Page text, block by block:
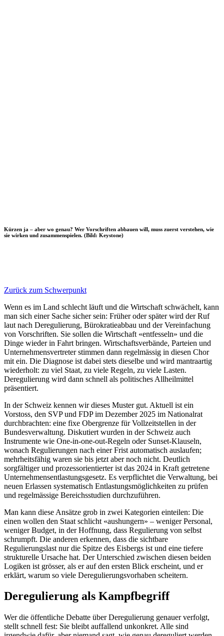
Kürzen ja – aber wo genau? Wer Vorschriften abbauen will, muss zuerst verstehen, wie
sie wirken und zusammenspielen. (Bild: Keystone)
Zurück zum Schwerpunkt
Wenn es im Land schlecht läuft und die Wirtschaft schwächelt, kann
man sich einer Sache sicher sein: Früher oder später wird der Ruf
laut nach Deregulierung, Bürokratieabbau und der Vereinfachung
von Vorschriften. Sie sollen die Wirtschaft «entfesseln» und die
Dinge wieder in Fahrt bringen. Wirtschaftsverbände, Parteien und
Unternehmensvertreter stimmen dann regelmässig in diesen Chor
mit ein. Die Diagnose ist dabei stets dieselbe und wird mantraartig
wiederholt: zu viel Staat, zu viele Regeln, zu viele Lasten.
Deregulierung wird dann schnell als politisches Allheilmittel
präsentiert.
In der Schweiz kennen wir dieses Muster gut. Aktuell ist ein
Vorstoss, den SVP und FDP im Dezember 2025 im Nationalrat
durchbrachten: eine fixe Obergrenze für Vollzeitstellen in der
Bundesverwaltung. Diskutiert wurden in der Schweiz auch
Instrumente wie One-in-one-out-Regeln oder Sunset-Klauseln,
wonach Regulierungen nach einer Frist automatisch auslaufen;
mehrheitsfähig waren sie bis jetzt aber noch nicht. Deutlich
sorgfältiger und prozessorientierter ist das 2024 in Kraft getretene
Unternehmensentlastungsgesetz. Es verpflichtet die Verwaltung, bei
neuen Erlassen systematisch Entlastungsmöglichkeiten zu prüfen
und regelmässige Bereichsstudien durchzuführen.
Man kann diese Ansätze grob in zwei Kategorien einteilen: Die
einen wollen den Staat schlicht «aushungern» – weniger Personal,
weniger Budget, in der Hoffnung, dass Regulierung von selbst
schrumpft. Die anderen erkennen, dass die sichtbare
Regulierungslast nur die Spitze des Eisbergs ist und eine tiefere
strukturelle Ursache hat. Der Unterschied zwischen diesen beiden
Logiken ist grösser, als er auf den ersten Blick erscheint, und er
erklärt, warum so viele Deregulierungsvorhaben scheitern.
Deregulierung als Kampfbegriff
Wer die öffentliche Debatte über Deregulierung genauer verfolgt,
stellt schnell fest: Sie bleibt auffallend unkonkret. Alle sind